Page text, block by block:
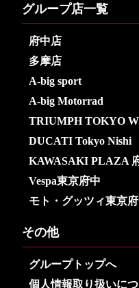
グループ店一覧
府中店
多摩店
A-big sport
A-big Motorrad
TRIUMPH TOKYO
DUCATI Tokyo Nishi
KAWASAKI PLAZA
Vespa東京府中
モト・グッツィ東京
その他
グループトップへ
個人情報取り扱いに